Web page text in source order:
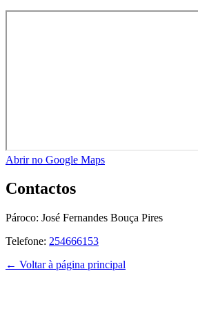
Abrir no Google Maps
Contactos
Pároco: José Fernandes Bouça Pires
Telefone: 254666153
← Voltar à página principal